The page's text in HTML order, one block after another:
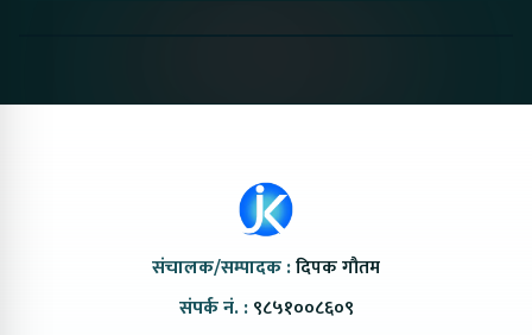
संचालक/सम्पादक :दिपक गौतम
संपर्क नं. : ९८५१००८६०९